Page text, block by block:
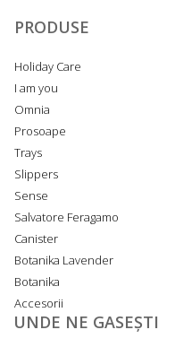
PRODUSE
Holiday Care
I am you
Omnia
Prosoape
Trays
Slippers
Sense
Salvatore Feragamo
Canister
Botanika Lavender
Botanika
Accesorii
UNDE NE GASEȘTI